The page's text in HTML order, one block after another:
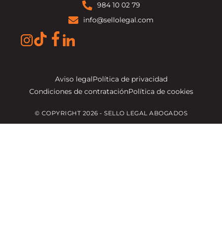
984 10 02 79
info@sellolegal.com
Aviso legalPolítica de privacidad
Condiciones de contrataciónPolítica de cookies
© COPYRIGHT 2026 - SELLO LEGAL ABOGADOS